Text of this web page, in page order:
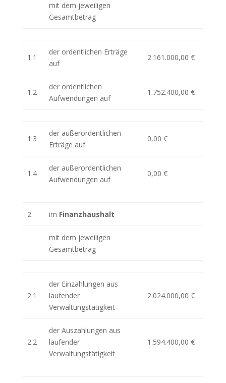
mit dem jeweiligen
Gesamtbetrag
1.1
der ordentlichen Erträge
auf
2.161.000,00 €
1.2
der ordentlichen
Aufwendungen auf
1.752.400,00 €
1.3
der außerordentlichen
Erträge auf
0,00 €
1.4
der außerordentlichen
Aufwendungen auf
0,00 €
2. im Finanzhaushalt
mit dem jeweiligen
Gesamtbetrag
2.1
der Einzahlungen aus
laufender
Verwaltungstätigkeit
2.024.000,00 €
2.2
der Auszahlungen aus
laufender
Verwaltungstätigkeit
1.594.400,00 €